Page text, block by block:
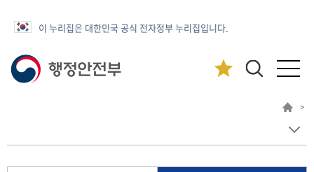
이 누리집은 대한민국 공식 전자정부 누리집입니다.
>